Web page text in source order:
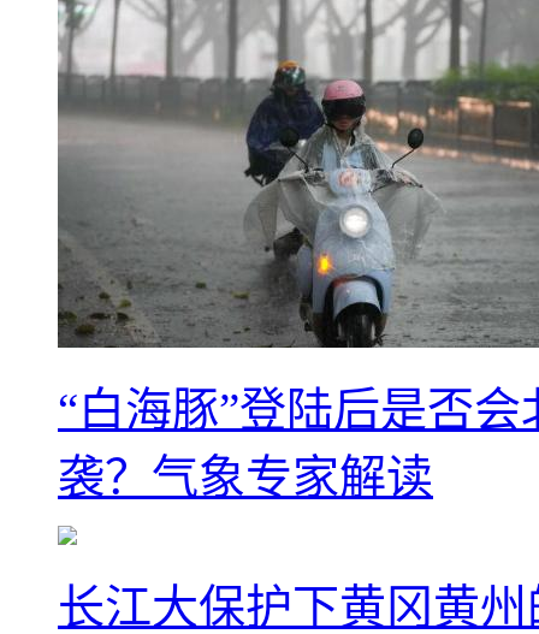
“白海豚”登陆后是否
袭？气象专家解读
长江大保护下黄冈黄